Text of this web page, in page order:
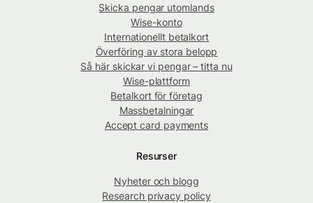
Skicka pengar utomlands
Wise-konto
Internationellt betalkort
Överföring av stora belopp
Så här skickar vi pengar – titta nu
Wise-plattform
Betalkort för företag
Massbetalningar
Accept card payments
Resurser
Nyheter och blogg
Research privacy policy